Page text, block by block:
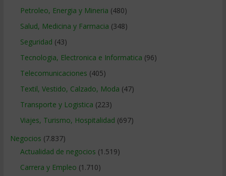
Petroleo, Energia y Mineria (480)
Salud, Medicina y Farmacia (348)
Seguridad (43)
Tecnologia, Electronica e Informatica (96)
Telecomunicaciones (405)
Textil, Vestido, Calzado, Moda (47)
Transporte y Logistica (223)
Viajes, Turismo, Hospitalidad (697)
Negocios (7.837)
Actualidad de negocios (1.519)
Carrera y Empleo (1.710)